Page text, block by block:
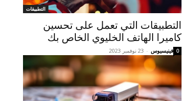
التطبيقات
التطبيقات التي تعمل على تحسين
كاميرا الهاتف الخليوي الخاص بك
فينيسيوس - 23 نوفمبر 2023 0